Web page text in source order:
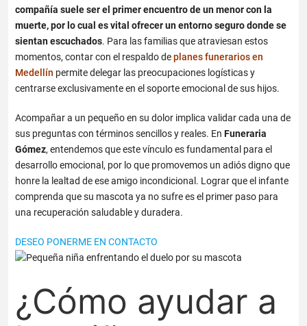
compañía suele ser el primer encuentro de un menor con la
muerte, por lo cual es vital ofrecer un entorno seguro donde se
sientan escuchados. Para las familias que atraviesan estos
momentos, contar con el respaldo deplanes funerarios en
Medellín permite delegar las preocupaciones logísticas y
centrarse exclusivamente en el soporte emocional de sus hijos.
Acompañar a un pequeño en su dolor implica validar cada una de
sus preguntas con términos sencillos y reales. EnFuneraria
Gómez, entendemos que este vínculo es fundamental para el
desarrollo emocional, por lo que promovemos un adiós digno que
honre la lealtad de ese amigo incondicional. Lograr que el infante
comprenda que su mascota ya no sufre es el primer paso para
una recuperación saludable y duradera.
DESEO PONERME EN CONTACTO
¿Cómo ayudar a